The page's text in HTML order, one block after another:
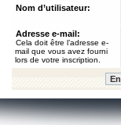
Nom d’utilisateur:
Adresse e-mail:
Cela doit être l’adresse e-
mail que vous avez fourni
lors de votre inscription.